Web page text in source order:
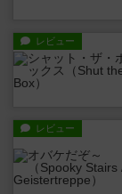
レビュー
レビュー